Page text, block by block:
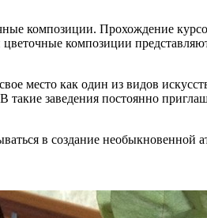
композиции. Прохождение
композиции
место как один из видов
такие заведения постоянно
в создание